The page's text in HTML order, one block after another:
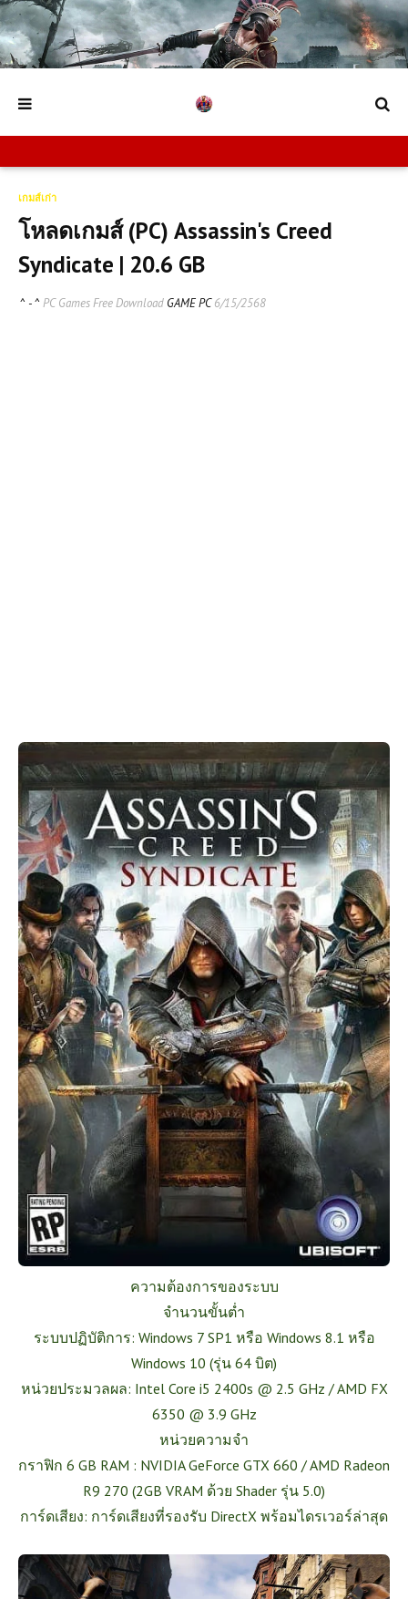
เกมส์เก่า
โหลดเกมส์ (PC) Assassin's Creed
Syndicate | 20.6 GB
^ - ^ PC Games Free Download GAME PC6/15/2568
ความต้องการของระบบ
จำนวนขั้นต่ำ
ระบบปฏิบัติการ: Windows 7 SP1 หรือ Windows 8.1 หรือ
Windows 10 (รุ่น 64 บิต)
หน่วยประมวลผล: Intel Core i5 2400s @ 2.5 GHz / AMD FX
6350 @ 3.9 GHz
หน่วยความจำ
กราฟิก 6 GB RAM : NVIDIA GeForce GTX 660 / AMD Radeon
R9 270 (2GB VRAM ด้วย Shader รุ่น 5.0)
การ์ดเสียง: การ์ดเสียงที่รองรับ DirectX พร้อมไดรเวอร์ล่าสุด